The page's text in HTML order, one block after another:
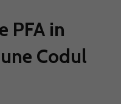
PFA in
Codul